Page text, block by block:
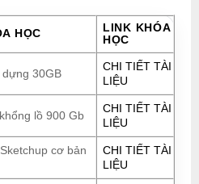
HỌC
LINK KHÓA
HỌC
dựng 30GB
CHI TIẾT TÀI
LIỆU
lồ 900 Gb
CHI TIẾT TÀI
LIỆU
cơ bản
CHI TIẾT TÀI
LIỆU